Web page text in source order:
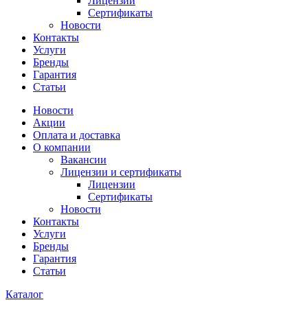
Сертификаты
Новости
Контакты
Услуги
Бренды
Гарантия
Статьи
Новости
Акции
Оплата и доставка
О компании
Вакансии
Лицензии и сертификаты
Лицензии
Сертификаты
Новости
Контакты
Услуги
Бренды
Гарантия
Статьи
Каталог